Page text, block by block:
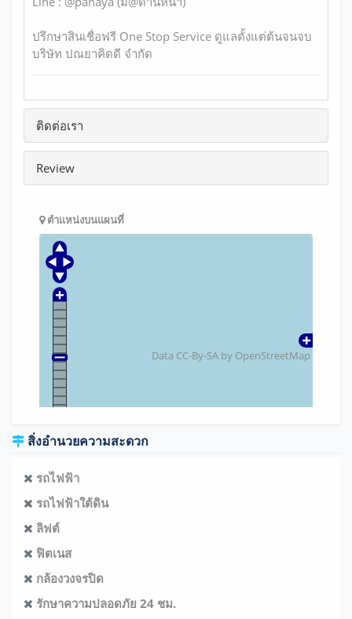
ปรึกษาสินเชื่อฟรี One Stop Service ดูแลตั้งแต่ต้นจนจบ
บริษัท ปณยาคิดดี จำกัด
ติดต่อเรา
Review
ตำแหน่งบนแผนที่
Data CC-By-SA by OpenStreetMap
สิ่งอำนวยความสะดวก
รถไฟฟ้า
รถไฟฟ้าใต้ดิน
ลิฟต์
ฟิตเนส
กล้องวงจรปิด
รักษาความปลอดภัย 24 ชม.